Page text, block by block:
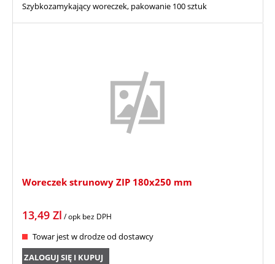
Szybkozamykający woreczek, pakowanie 100 sztuk
Woreczek strunowy ZIP 180x250 mm
13,49 Zl / opk bez DPH
Towar jest w drodze od dostawcy
ZALOGUJ SIĘ I KUPUJ